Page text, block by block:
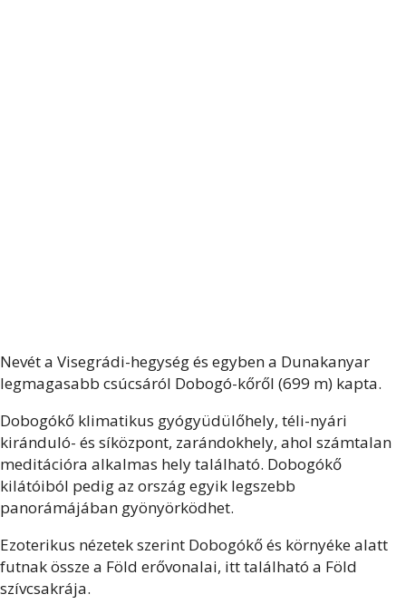
Nevét a Visegrádi-hegység és egyben a Dunakanyar
legmagasabb csúcsáról Dobogó-kőről (699 m) kapta.
Dobogókő klimatikus gyógyüdülőhely, téli-nyári
kiránduló- és síközpont, zarándokhely, ahol számtalan
meditációra alkalmas hely található. Dobogókő
kilátóiból pedig az ország egyik legszebb
panorámájában gyönyörködhet.
Ezoterikus nézetek szerint Dobogókő és környéke alatt
futnak össze a Föld erővonalai, itt található a Föld
szívcsakrája.